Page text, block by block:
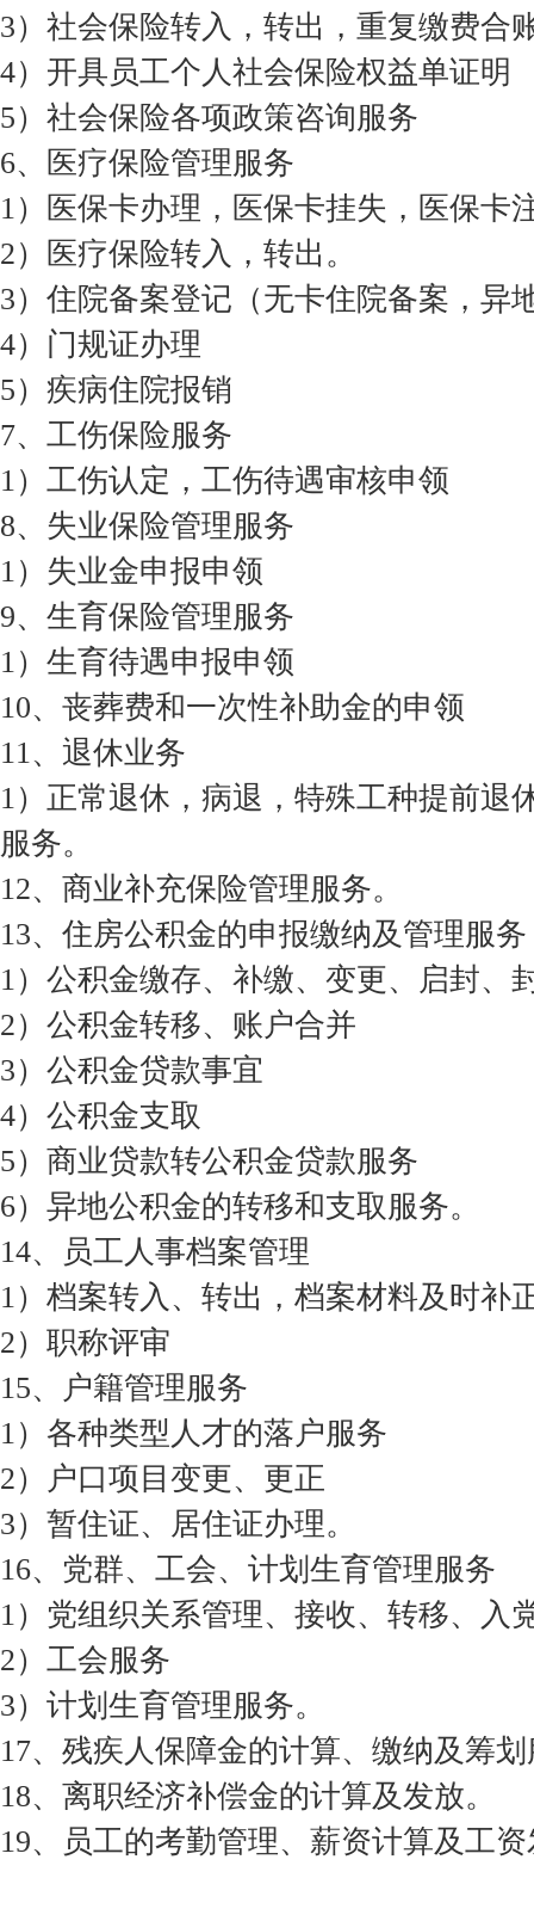
3）社会保险转入，转出，重复缴费合
4）开具员工个人社会保险权益单证明
5）社会保险各项政策咨询服务
6、医疗保险管理服务
1）医保卡办理，医保卡挂失，医保卡
2）医疗保险转入，转出。
3）住院备案登记（无卡住院备案，异
4）门规证办理
5）疾病住院报销
7、工伤保险服务
1）工伤认定，工伤待遇审核申领
8、失业保险管理服务
1）失业金申报申领
9、生育保险管理服务
1）生育待遇申报申领
10、丧葬费和一次性补助金的申领
11、退休业务
1）正常退休，病退，特殊工种提前退
服务。
12、商业补充保险管理服务。
13、住房公积金的申报缴纳及管理服务
1）公积金缴存、补缴、变更、启封、
2）公积金转移、账户合并
3）公积金贷款事宜
4）公积金支取
5）商业贷款转公积金贷款服务
6）异地公积金的转移和支取服务。
14、员工人事档案管理
1）档案转入、转出，档案材料及时补
2）职称评审
15、户籍管理服务
1）各种类型人才的落户服务
2）户口项目变更、更正
3）暂住证、居住证办理。
16、党群、工会、计划生育管理服务
1）党组织关系管理、接收、转移、入
2）工会服务
3）计划生育管理服务。
17、残疾人保障金的计算、缴纳及筹
18、离职经济补偿金的计算及发放。
19、员工的考勤管理、薪资计算及工